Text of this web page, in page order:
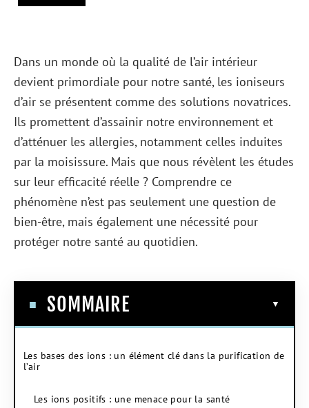
Dans un monde où la qualité de l’air intérieur
devient primordiale pour notre santé, les ioniseurs
d’air se présentent comme des solutions novatrices.
Ils promettent d’assainir notre environnement et
d’atténuer les allergies, notamment celles induites
par la moisissure. Mais que nous révèlent les études
sur leur efficacité réelle ? Comprendre ce
phénomène n’est pas seulement une question de
bien-être, mais également une nécessité pour
protéger notre santé au quotidien.
SOMMAIRE
Les bases des ions : un élément clé dans la purification de
l’air
Les ions positifs : une menace pour la santé